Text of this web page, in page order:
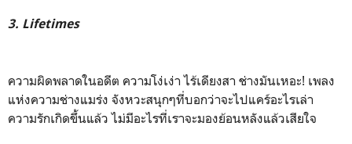
3. Lifetimes
ความผิดพลาดในอดีต ความโง่เง่า ไร้เดียงสา ช่างมันเหอะ! เพลง
แห่งความช่างแมร่ง จังหวะสนุกๆที่บอกว่าจะไปแคร์อะไรเล่า
ความรักเกิดขึ้นแล้ว ไม่มีอะไรที่เราจะมองย้อนหลังแล้วเสียใจ